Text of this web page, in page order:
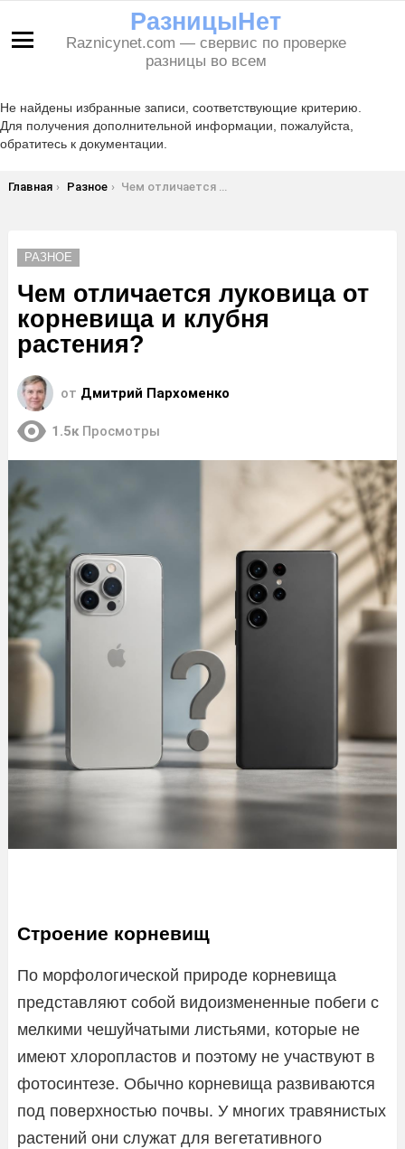
РазницыНет
Raznicynet.com — свервис по проверке
разницы во всем
Не найдены избранные записи, соответствующие критерию.
Для получения дополнительной информации, пожалуйста,
обратитесь к документации.
Вы здесь:
Главная Разное Чем отличается луковица от корневища и клубня растения?
РАЗНОЕ
Чем отличается луковица от
корневища и клубня
растения?
от Дмитрий Пархоменко
1.5к Просмотры
Строение корневищ
По морфологической природе корневища
представляют собой видоизмененные побеги с
мелкими чешуйчатыми листьями, которые не
имеют хлоропластов и поэтому не участвуют в
фотосинтезе. Обычно корневища развиваются
под поверхностью почвы. У многих травянистых
растений они служат для вегетативного